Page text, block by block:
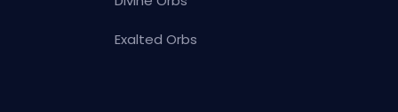
Exalted Orbs